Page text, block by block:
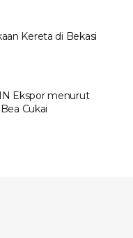
Kereta di Bekasi
Ekspor menurut
Cukai